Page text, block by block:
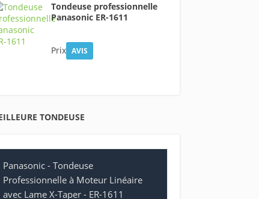
Tondeuse professionnelle
Panasonic ER-1611
Prix AVIS
TONDEUSE
Panasonic - Tondeuse
Professionnelle à Moteur Linéaire
avec Lame X-Taper - ER-1611